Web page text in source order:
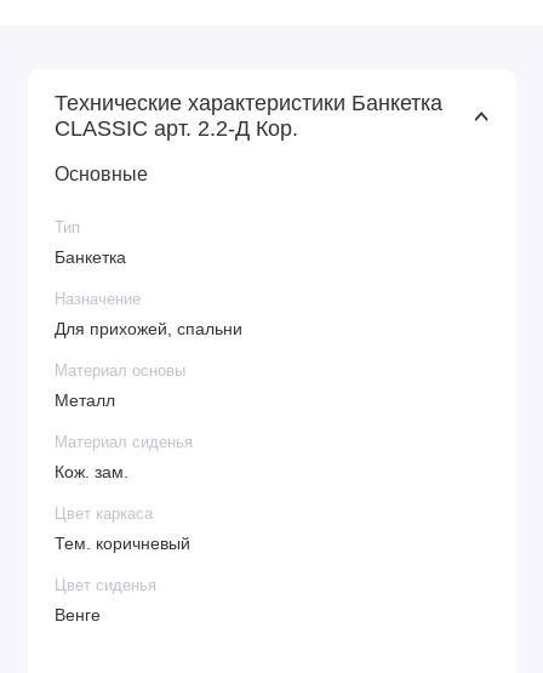
Технические характеристики Банкетка
CLASSIC арт. 2.2-Д Кор.
Основные
Тип
Банкетка
Назначение
Для прихожей, спальни
Материал основы
Металл
Материал сиденья
Кож. зам.
Цвет каркаса
Тем. коричневый
Цвет сиденья
Венге